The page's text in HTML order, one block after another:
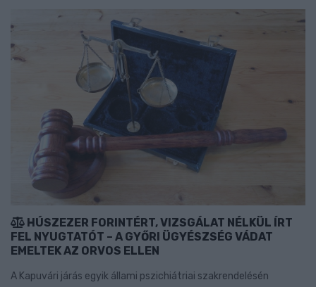
HÚSZEZER FORINTÉRT, VIZSGÁLAT NÉLKÜL ÍRT
FEL NYUGTATÓT – A GYŐRI ÜGYÉSZSÉG VÁDAT
EMELTEK AZ ORVOS ELLEN
A Kapuvári járás egyik állami pszichiátriai szakrendelésén